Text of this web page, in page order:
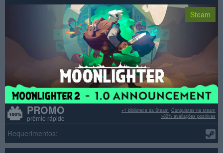
Steam
PROMO
prêmio rápido
Conquistas na steam
+1 biblioteca da Steam
>80% avaliações positivas
Requerimentos: